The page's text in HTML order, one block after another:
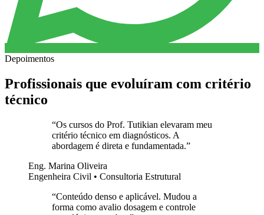
Depoimentos
Profissionais que evoluíram com critério
técnico
“Os cursos do Prof. Tutikian elevaram meu
critério técnico em diagnósticos. A
abordagem é direta e fundamentada.”
Eng. Marina Oliveira
Engenheira Civil • Consultoria Estrutural
“Conteúdo denso e aplicável. Mudou a
forma como avalio dosagem e controle